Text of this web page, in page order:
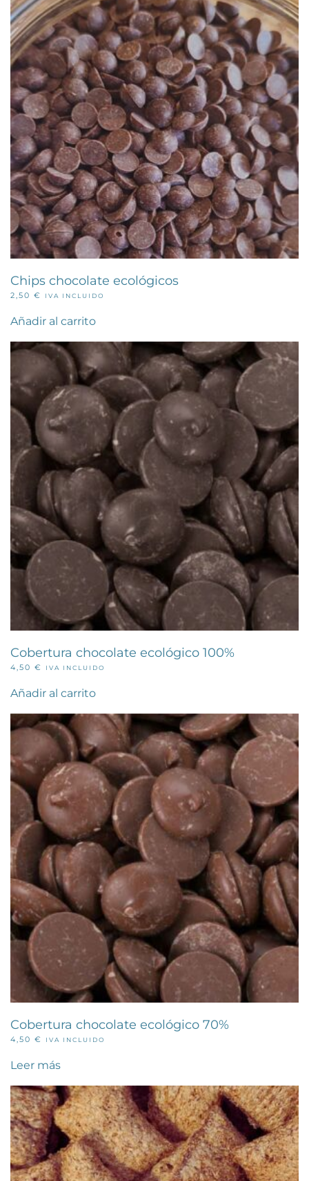
Chips chocolate ecológicos
2,50 € IVA INCLUIDO
Añadir al carrito
Cobertura chocolate ecológico 100%
4,50 € IVA INCLUIDO
Añadir al carrito
Cobertura chocolate ecológico 70%
4,50 € IVA INCLUIDO
Leer más